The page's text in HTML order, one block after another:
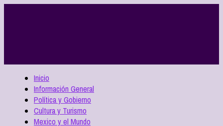
Inicio
Información General
Política y Gobierno
Cultura y Turismo
Mexico y el Mundo